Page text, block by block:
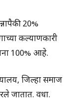
20%
कल्याणकारी
100% आहे.
जिल्हा समाज
जातात. वर्धा.